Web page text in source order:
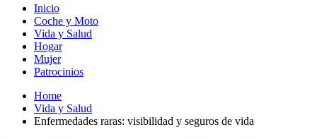
Inicio
Coche y Moto
Vida y Salud
Hogar
Mujer
Patrocinios
Home
Vida y Salud
Enfermedades raras: visibilidad y seguros de vida